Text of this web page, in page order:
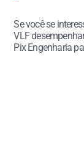
Se você se
VLF
Pix Engenharia